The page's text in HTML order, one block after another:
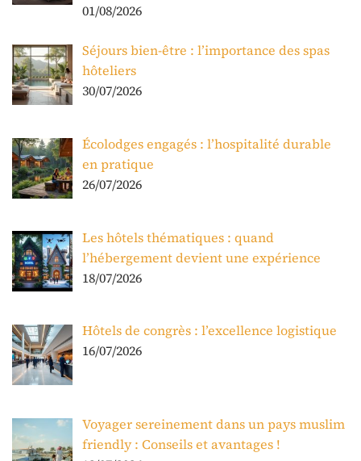
01/08/2026
Séjours bien-être : l’importance des spas
hôteliers
30/07/2026
Écolodges engagés : l’hospitalité durable
en pratique
26/07/2026
Les hôtels thématiques : quand
l’hébergement devient une expérience
18/07/2026
Hôtels de congrès : l’excellence logistique
16/07/2026
Voyager sereinement dans un pays muslim
friendly : Conseils et avantages !